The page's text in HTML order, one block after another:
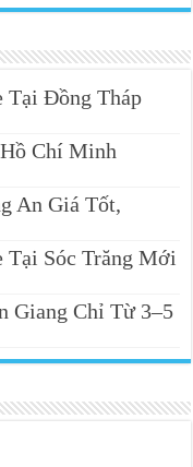
Tại Đồng Tháp
Chí Minh
An Giá Tốt,
Tại Sóc Trăng Mới
Giang Chỉ Từ 3–5